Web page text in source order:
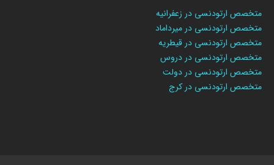
متخصص ارتودنسی در زعفرانیه
متخصص ارتودنسی در میرداماد
متخصص ارتودنسی در قیطریه
متخصص ارتودنسی در دروس
متخصص ارتودنسی در دولت
متخصص ارتودنسی در کرج